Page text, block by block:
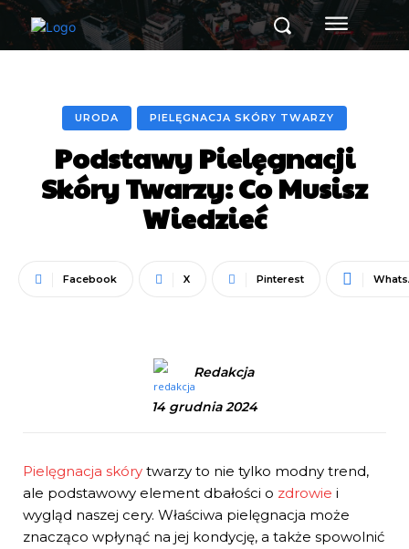
URODA PIELĘGNACJA SKÓRY TWARZY
Podstawy Pielęgnacji
Skóry Twarzy: Co Musisz
Wiedzieć
Facebook X Pinterest
Redakcja
14 grudnia 2024
Pielęgnacja skóry twarzy to nie tylko modny trend,
ale podstawowy element dbałości o zdrowie i
wygląd naszej cery. Właściwa pielęgnacja może
znacząco wpłynąć na jej kondycję, a także spowolnić